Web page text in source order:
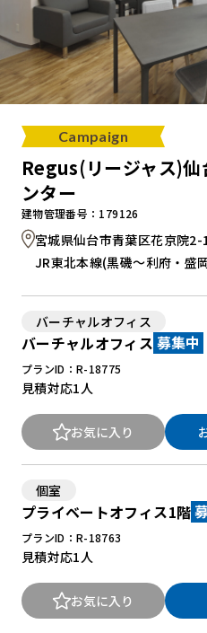
Campaign
Regus(リージャス)仙
ンター
建物管理番号：179126
宮城県仙台市青葉区花京院
JR東北本線(黒磯～利府・
バーチャルオフィス
バーチャルオフィス 募集中
プランID：R-18775
見積対応1人
お気に入り
個室
プライベートオフィス1階
プランID：R-18763
見積対応1人
お気に入り